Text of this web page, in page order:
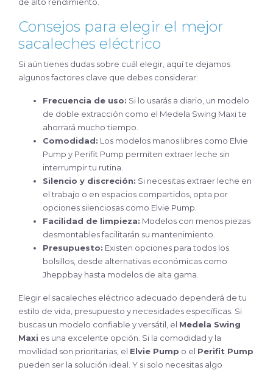
Consejos para elegir el mejor
sacaleches eléctrico
Si aún tienes dudas sobre cuál elegir, aquí te dejamos
algunos factores clave que debes considerar:
Frecuencia de uso: Si lo usarás a diario, un modelo
de doble extracción como el Medela Swing Maxi te
ahorrará mucho tiempo.
Comodidad: Los modelos manos libres como Elvie
Pump y Perifit Pump permiten extraer leche sin
interrumpir tu rutina.
Silencio y discreción: Si necesitas extraer leche en
el trabajo o en espacios compartidos, opta por
opciones silenciosas como Elvie Pump.
Facilidad de limpieza: Modelos con menos piezas
desmontables facilitarán su mantenimiento.
Presupuesto: Existen opciones para todos los
bolsillos, desde alternativas económicas como
Jheppbay hasta modelos de alta gama.
Elegir el sacaleches eléctrico adecuado dependerá de tu
estilo de vida, presupuesto y necesidades específicas. Si
buscas un modelo confiable y versátil, el Medela Swing
Maxi es una excelente opción. Si la comodidad y la
movilidad son prioritarias, el Elvie Pump o el Perifit Pump
pueden ser la solución ideal. Y si solo necesitas algo